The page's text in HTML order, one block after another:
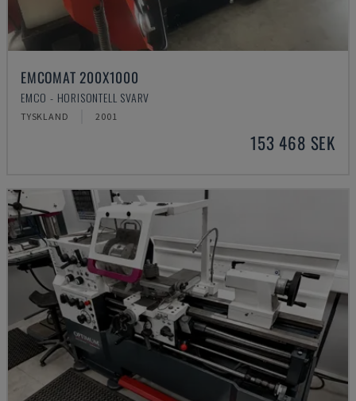
EMCOMAT 200X1000
EMCO - HORISONTELL SVARV
TYSKLAND 2001
153 468 SEK